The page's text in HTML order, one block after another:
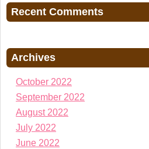
Recent Comments
Archives
October 2022
September 2022
August 2022
July 2022
June 2022